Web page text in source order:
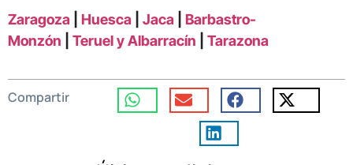
Zaragoza
Huesca Jaca
Barbastro-
Monzón
Teruel y Albarracín Tarazona
Compartir